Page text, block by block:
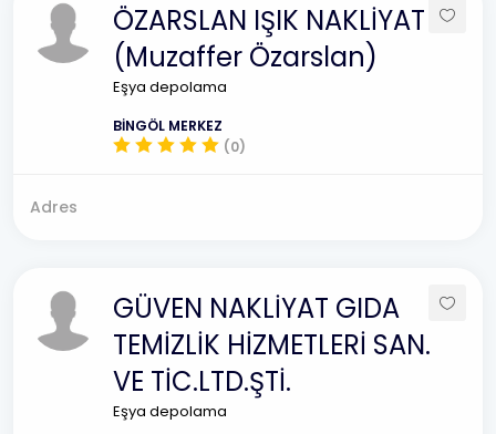
ÖZARSLAN IŞIK NAKLİYAT
(Muzaffer Özarslan)
Eşya depolama
BİNGÖL MERKEZ
(0)
Adres
GÜVEN NAKLİYAT GIDA
TEMİZLİK HİZMETLERİ SAN.
VE TİC.LTD.ŞTİ.
Eşya depolama